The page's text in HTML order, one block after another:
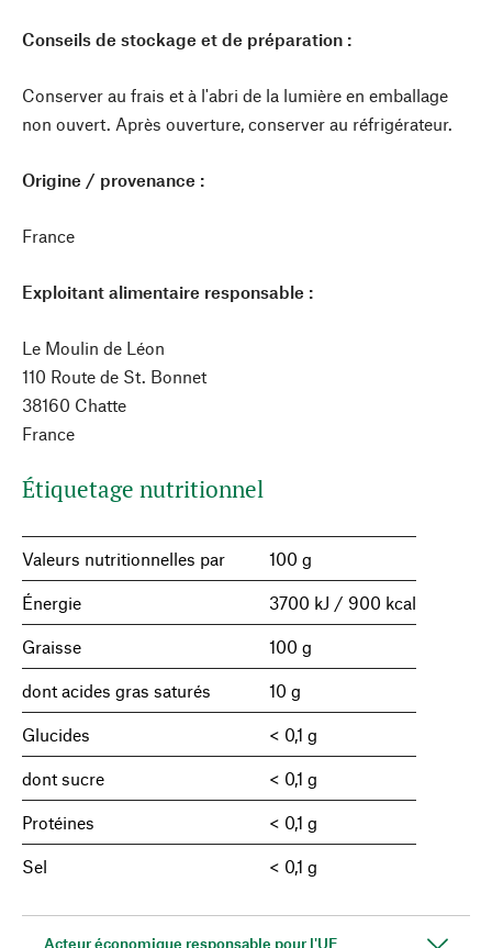
Conseils de stockage et de préparation :
Conserver au frais et à l'abri de la lumière en emballage
non ouvert. Après ouverture, conserver au réfrigérateur.
Origine / provenance :
France
Exploitant alimentaire responsable :
Le Moulin de Léon
110 Route de St. Bonnet
38160 Chatte
France
Étiquetage nutritionnel
Valeurs nutritionnelles par 100 g
Énergie 3700 kJ / 900 kcal
Graisse 100 g
dont acides gras saturés 10 g
Glucides < 0,1 g
dont sucre < 0,1 g
Protéines < 0,1 g
Sel < 0,1 g
Acteur économique responsable pour l'UE